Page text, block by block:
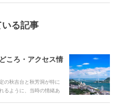
る記事
ころ・アクセス情
の秋吉台と秋芳洞が特に
るように、当時の情緒あ